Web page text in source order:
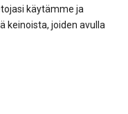
käytämme ja
keinoista, joiden avulla